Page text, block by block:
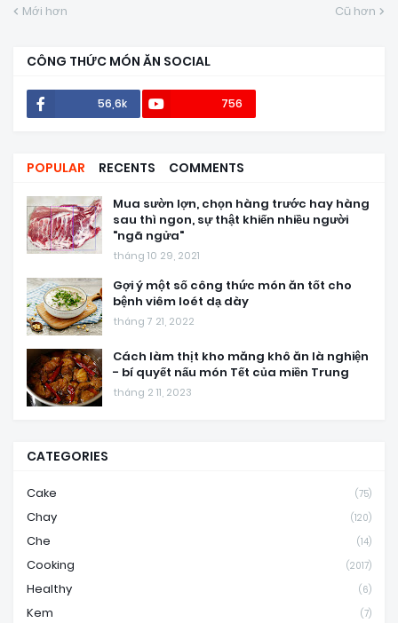
Mới hơn Cũ hơn
CÔNG THỨC MÓN ĂN SOCIAL
56,6k 756
POPULAR RECENTS COMMENTS
Mua sườn lợn, chọn hàng trước hay hàng
sau thì ngon, sự thật khiến nhiều người
"ngã ngửa"
tháng 10 29, 2021
Gợi ý một số công thức món ăn tốt cho
bệnh viêm loét dạ dày
tháng 7 21, 2022
Cách làm thịt kho măng khô ăn là nghiện
- bí quyết nấu món Tết của miền Trung
tháng 2 11, 2023
CATEGORIES
Cake (75)
Chay (120)
Che (14)
Cooking (2017)
Healthy (6)
Kem (7)